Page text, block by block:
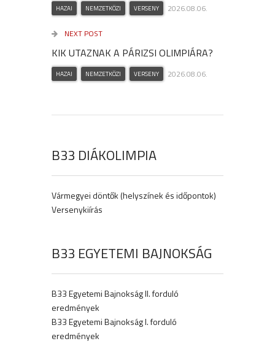
HAZAI NEMZETKÖZI VERSENY 2026.08.06.
NEXT POST
KIK UTAZNAK A PÁRIZSI OLIMPIÁRA?
HAZAI NEMZETKÖZI VERSENY 2026.08.06.
B33 DIÁKOLIMPIA
Vármegyei döntők (helyszínek és időpontok)
Versenykiírás
B33 EGYETEMI BAJNOKSÁG
B33 Egyetemi Bajnokság II. forduló
eredmények
B33 Egyetemi Bajnokság I. forduló
eredmények